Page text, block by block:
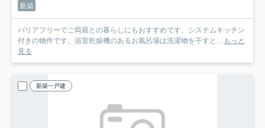
新築
バリアフリーでご両親との暮らしにもおすすめです。システムキッチン
付きの物件です。浴室乾燥機のあるお風呂場は洗濯物を干すと... もっと
見る
新築一戸建